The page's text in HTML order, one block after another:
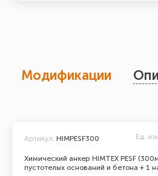
Модификации
Химический анкер HIMTEX PESF
пустотелых оснований и бетона + 1
Артикул: HIMPESF300 Ед.